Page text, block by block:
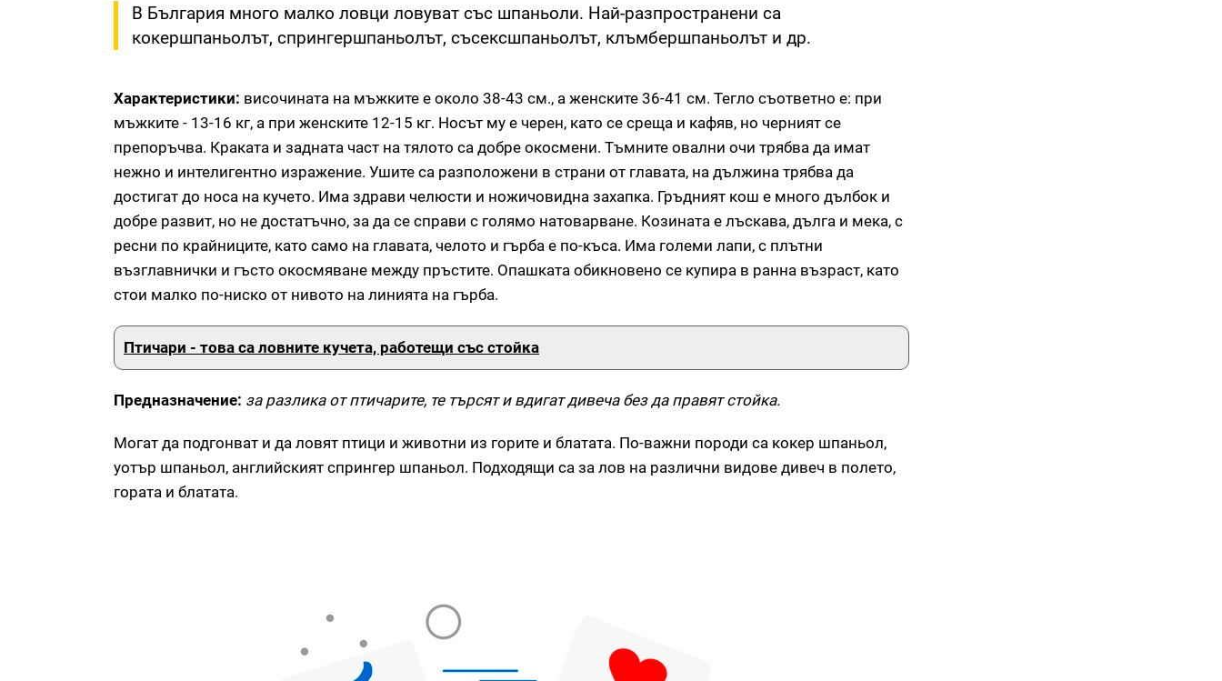
В България много малко ловци ловуват със шпаньоли. Най-разпространени са
кокершпаньолът, спрингершпаньолът, съсексшпаньолът, клъмбершпаньолът и др.
Характеристики: височината на мъжките е около 38-43 см., а женските 36-41 см. Тегло съответно е: при
мъжките - 13-16 кг, а при женските 12-15 кг. Носът му е черен, като се среща и кафяв, но черният се
препоръчва. Краката и задната част на тялото са добре окосмени. Тъмните овални очи трябва да имат
нежно и интелигентно изражение. Ушите са разположени в страни от главата, на дължина трябва да
достигат до носа на кучето. Има здрави челюсти и ножичовидна захапка. Гръдният кош е много дълбок и
добре развит, но не достатъчно, за да се справи с голямо натоварване. Козината е лъскава, дълга и мека, с
ресни по крайниците, като само на главата, челото и гърба е по-къса. Има големи лапи, с плътни
възглавнички и гъсто окосмяване между пръстите. Опашката обикновено се купира в ранна възраст, като
стои малко по-ниско от нивото на линията на гърба.
Птичари - това са ловните кучета, работещи със стойка
Предназначение: за разлика от птичарите, те търсят и вдигат дивеча без да правят стойка.
Могат да подгонват и да ловят птици и животни из горите и блатата. По-важни породи са кокер шпаньол,
уотър шпаньол, английският спрингер шпаньол. Подходящи са за лов на различни видове дивеч в полето,
гората и блатата.